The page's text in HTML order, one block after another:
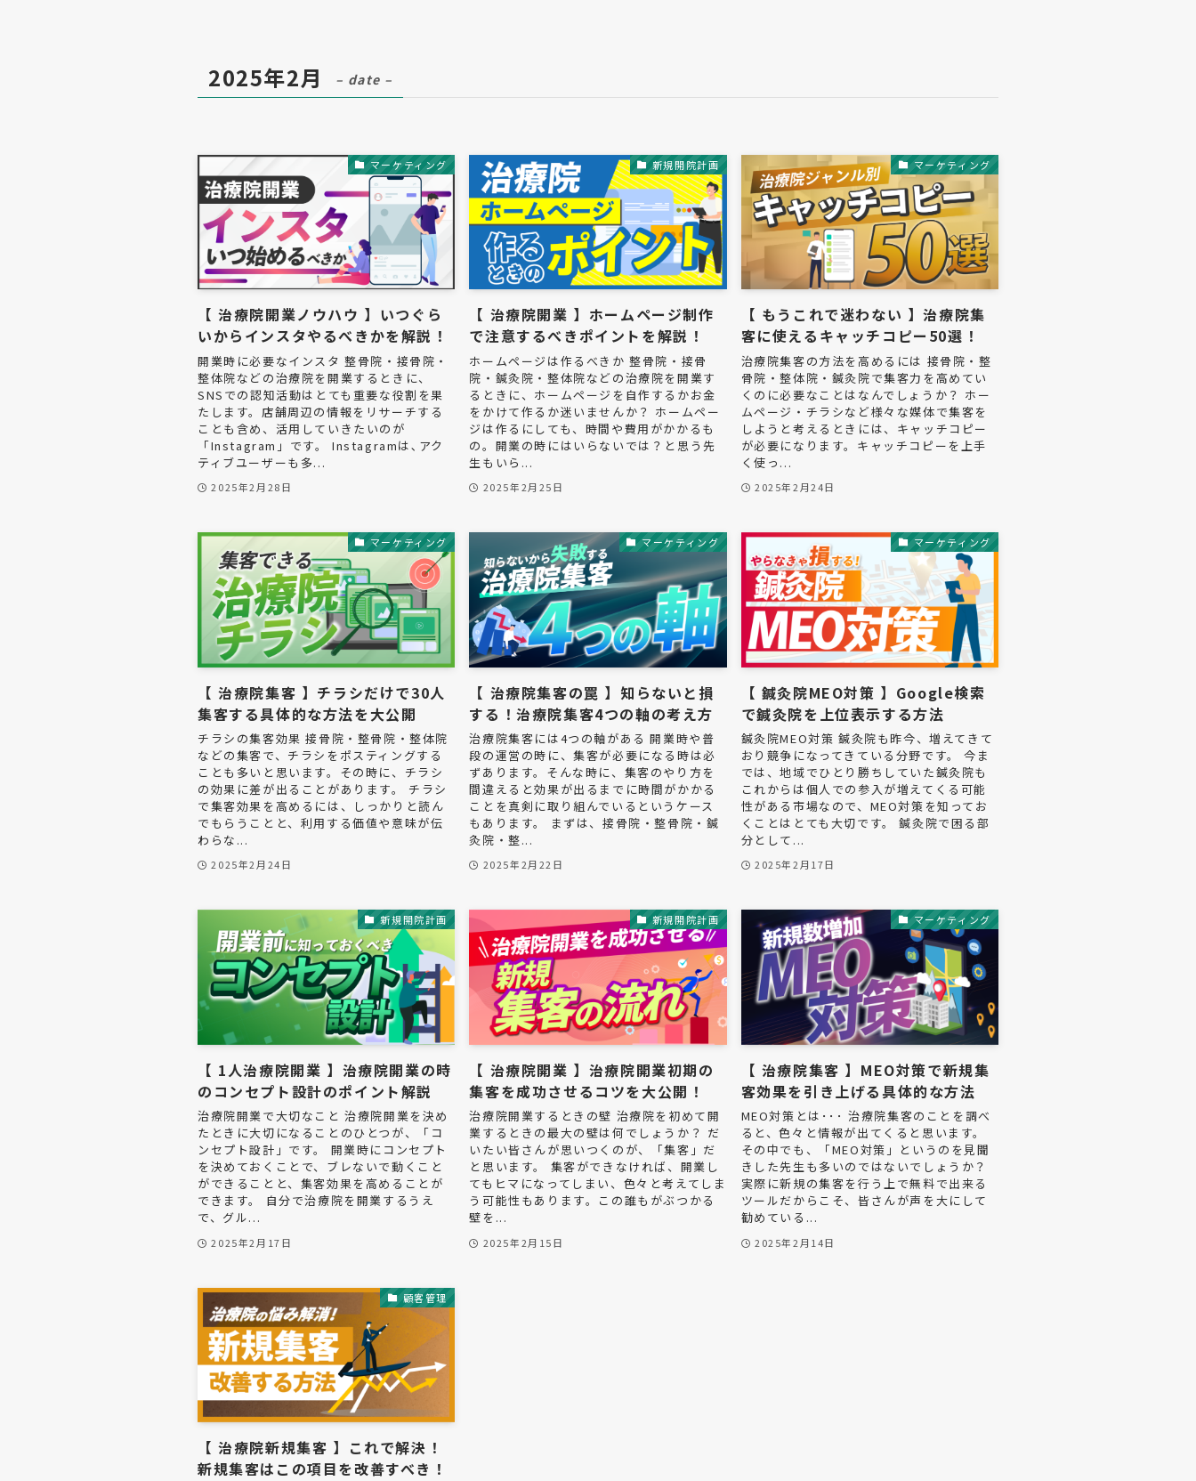
2025年2月 – date –
マーケティング
【 治療院開業ノウハウ 】いつぐら
いからインスタやるべきかを解説！
開業時に必要なインスタ 整骨院・接骨院・
整体院などの治療院を開業するときに、
SNSでの認知活動はとても重要な役割を果
たします。店舗周辺の情報をリサーチする
ことも含め、活用していきたいのが
「Instagram」です。 Instagramは､アク
ティブユーザーも多...
2025年2月28日
新規開院計画
【 治療院開業 】ホームページ制作
で注意するべきポイントを解説！
ホームページは作るべきか 整骨院・接骨
院・鍼灸院・整体院などの治療院を開業す
るときに、ホームページを自作するかお金
をかけて作るか迷いませんか？ ホームペー
ジは作るにしても、時間や費用がかかるも
の。開業の時にはいらないでは？と思う先
生もいら...
2025年2月25日
マーケティング
【 もうこれで迷わない 】治療院集
客に使えるキャッチコピー50選！
治療院集客の方法を高めるには 接骨院・整
骨院・整体院・鍼灸院で集客力を高めてい
くのに必要なことはなんでしょうか？ ホー
ムページ・チラシなど様々な媒体で集客を
しようと考えるときには、キャッチコピー
が必要になります。キャッチコピーを上手
く使っ...
2025年2月24日
マーケティング
【 治療院集客 】チラシだけで30人
集客する具体的な方法を大公開
チラシの集客効果 接骨院・整骨院・整体院
などの集客で、チラシをポスティングする
ことも多いと思います。その時に、チラシ
の効果に差が出ることがあります。 チラシ
で集客効果を高めるには、しっかりと読ん
でもらうことと、利用する価値や意味が伝
わらな...
2025年2月24日
マーケティング
【 治療院集客の罠 】知らないと損
する！治療院集客4つの軸の考え方
治療院集客には4つの軸がある 開業時や普
段の運営の時に、集客が必要になる時は必
ずあります。そんな時に、集客のやり方を
間違えると効果が出るまでに時間がかかる
ことを真剣に取り組んでいるというケース
もあります。 まずは、接骨院・整骨院・鍼
灸院・整...
2025年2月22日
マーケティング
【 鍼灸院MEO対策 】Google検索
で鍼灸院を上位表示する方法
鍼灸院MEO対策 鍼灸院も昨今、増えてきて
おり競争になってきている分野です。 今ま
では、地域でひとり勝ちしていた鍼灸院も
これからは個人での参入が増えてくる可能
性がある市場なので、MEO対策を知ってお
くことはとても大切です。 鍼灸院で困る部
分として...
2025年2月17日
新規開院計画
【 1人治療院開業 】治療院開業の時
のコンセプト設計のポイント解説
治療院開業で大切なこと 治療院開業を決め
たときに大切になることのひとつが、「コ
ンセプト設計」です。 開業時にコンセプト
を決めておくことで、ブレないで動くこと
ができることと、集客効果を高めることが
できます。 自分で治療院を開業するうえ
で、グル...
2025年2月17日
新規開院計画
【 治療院開業 】治療院開業初期の
集客を成功させるコツを大公開！
治療院開業するときの壁 治療院を初めて開
業するときの最大の壁は何でしょうか？ だ
いたい皆さんが思いつくのが、「集客」だ
と思います。 集客ができなければ、開業し
てもヒマになってしまい、色々と考えてしま
う可能性もあります。この誰もがぶつかる
壁を...
2025年2月15日
マーケティング
【 治療院集客 】MEO対策で新規集
客効果を引き上げる具体的な方法
MEO対策とは･･･ 治療院集客のことを調べ
ると、色々と情報が出てくると思います。
その中でも、「MEO対策」というのを見聞
きした先生も多いのではないでしょうか？
実際に新規の集客を行う上で無料で出来る
ツールだからこそ、皆さんが声を大にして
勧めている...
2025年2月14日
顧客管理
【 治療院新規集客 】これで解決！
新規集客はこの項目を改善すべき！